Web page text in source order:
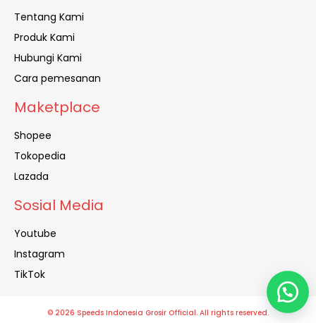
Tentang Kami
Produk Kami
Hubungi Kami
Cara pemesanan
Maketplace
Shopee
Tokopedia
Lazada
Sosial Media
Youtube
Instagram
TikTok
© 2026 Speeds Indonesia Grosir Official. All rights reserved.